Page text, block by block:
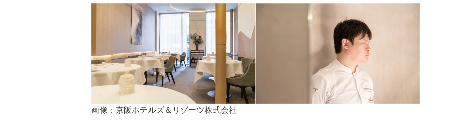
画像：京阪ホテルズ＆リゾーツ株式会社